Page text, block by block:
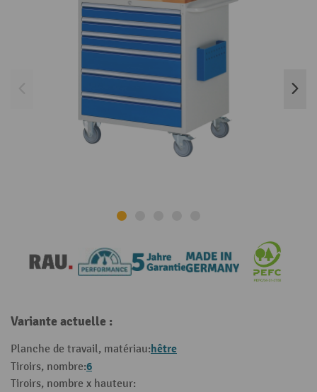
Variante actuelle :
Planche de travail, matériau:hêtre
Tiroirs, nombre:6
Tiroirs, nombre x hauteur: